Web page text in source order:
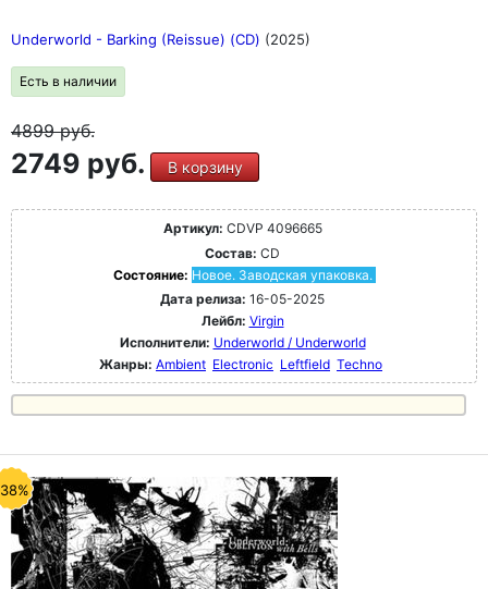
Underworld - Barking (Reissue) (CD) (2025)
Есть в наличии
4899руб.
2749 руб. В корзину
Артикул: CDVP 4096665
Состав: CD
Состояние: Новое. Заводская упаковка.
Дата релиза: 16-05-2025
Лейбл: Virgin
Исполнители: Underworld / Underworld
Жанры: Ambient Electronic Leftfield Techno